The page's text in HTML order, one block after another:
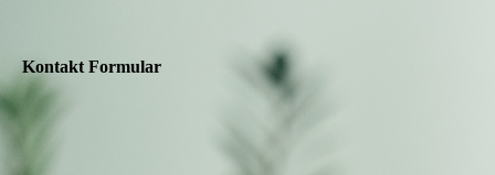
Kontakt Formular